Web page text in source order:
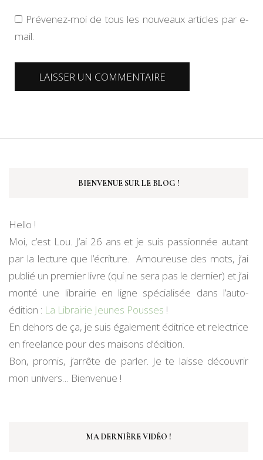
Prévenez-moi de tous les nouveaux articles par e-
mail.
BIENVENUE SUR LE BLOG !
Hello !
Moi, c’est Lou. J’ai 26 ans et je suis passionnée autant
par la lecture que l’écriture. Amoureuse des mots, j’ai
publié un premier livre (qui ne sera pas le dernier) et j’ai
monté une librairie en ligne spécialisée dans l’auto-
édition : La Librairie Jeunes Pousses !
En dehors de ça, je suis également éditrice et relectrice
en freelance pour des maisons d’édition.
Bon, promis, j’arrête de parler. Je te laisse découvrir
mon univers… Bienvenue !
MA DERNIÈRE VIDÉO !